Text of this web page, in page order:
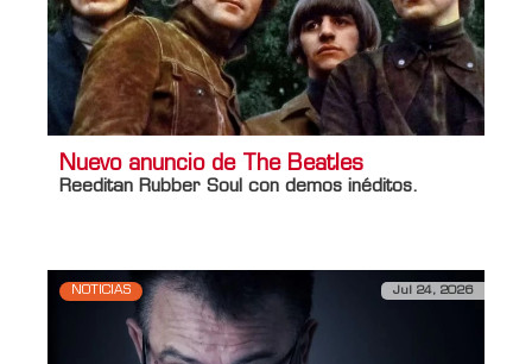
Nuevo anuncio de The Beatles
Reeditan Rubber Soul con demos inéditos.
NOTICIAS Jul 24, 2026